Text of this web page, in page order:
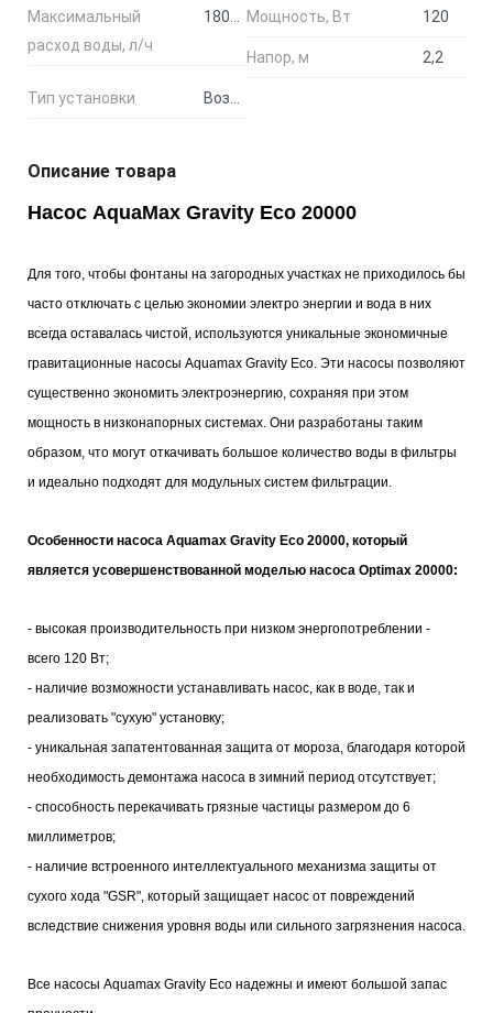
Максимальный
расход воды, л/ч
Мощность, Вт 120
Напор, м 2,2
Тип установки
Описание товара
Насос AquaMax Gravity Eco 20000
Для того, чтобы фонтаны на загородных участках не приходилось бы
часто отключать с целью экономии электро энергии и вода в них
всегда оставалась чистой, используются уникальные экономичные
гравитационные насосы Aquamax Gravity Eco. Эти насосы позволяют
существенно экономить электроэнергию, сохраняя при этом
мощность в низконапорных системах. Они разработаны таким
образом, что могут откачивать большое количество воды в фильтры
и идеально подходят для модульных систем фильтрации.
Особенности насоса Aquamax Gravity Eco 20000, который
является усовершенствованной моделью насоса Optimax 20000:
- высокая производительность при низком энергопотреблении -
всего 120 Вт;
- наличие возможности устанавливать насос, как в воде, так и
реализовать "сухую" установку;
- уникальная запатентованная защита от мороза, благодаря которой
необходимость демонтажа насоса в зимний период отсутствует;
- способность перекачивать грязные частицы размером до 6
миллиметров;
- наличие встроенного интеллектуального механизма защиты от
сухого хода "GSR", который защищает насос от повреждений
вследствие снижения уровня воды или сильного загрязнения насоса.
Все насосы Aquamax Gravity Eco надежны и имеют большой запас